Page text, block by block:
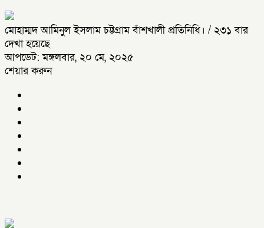
মোহাম্মদ আমিনুল ইসলাম চট্টগ্রাম বাঁশখালী প্রতিনিধি। / ২৩১ বার
দেখা হয়েছে
আপডেট: মঙ্গলবার, ২০ মে, ২০২৫
শেয়ার করুন